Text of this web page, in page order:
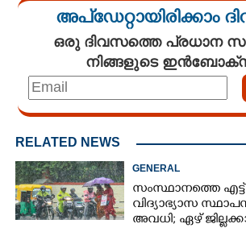
അപ്ഡേറ്റായിരിക്കാം
ഒരു ദിവസത്തെ പ്രധാന
നിങ്ങളുടെ
RELATED NEWS
GENERAL
സംസ്ഥാനത്തെ എട്ട്
വിദ്യാഭ്യാസ
അവധി; ഏഴ്